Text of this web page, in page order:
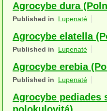
šišky, plody, květy
lichenizované
muscikolni
Agrocybe dura
Published in Lupenaté
Agrocybe elatella
Published in Lupenaté
Agrocybe erebia
Published in Lupenaté
Agrocybe pediades